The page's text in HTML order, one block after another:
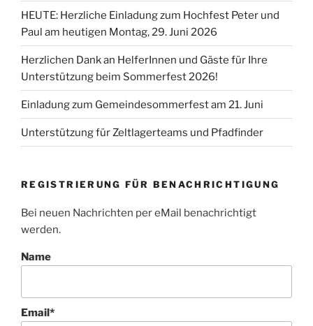
HEUTE: Herzliche Einladung zum Hochfest Peter und
Paul am heutigen Montag, 29. Juni 2026
Herzlichen Dank an HelferInnen und Gäste für Ihre
Unterstützung beim Sommerfest 2026!
Einladung zum Gemeindesommerfest am 21. Juni
Unterstützung für Zeltlagerteams und Pfadfinder
REGISTRIERUNG FÜR BENACHRICHTIGUNG
Bei neuen Nachrichten per eMail benachrichtigt
werden.
Name
Email*